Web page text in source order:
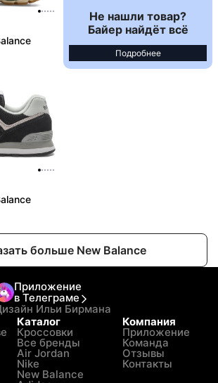
Не нашли товар?
Байер найдёт всё
Подробнее
больше New Balance
Приложение
в Телеграме
Ильи Бирмана
Каталог
Кроссовки
Все бренды
Air Jordan
Nike
New Balance
Компания
Приложение
Команда
Отзывы
Контакты